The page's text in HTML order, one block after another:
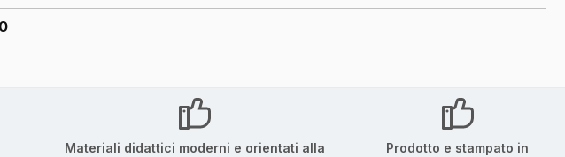
Materiali didattici moderni e orientati alla
Prodotto e stampato in